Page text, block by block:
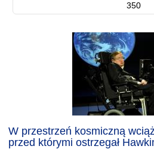
350
W przestrzeń kosmiczną
przed którymi ostrzegał